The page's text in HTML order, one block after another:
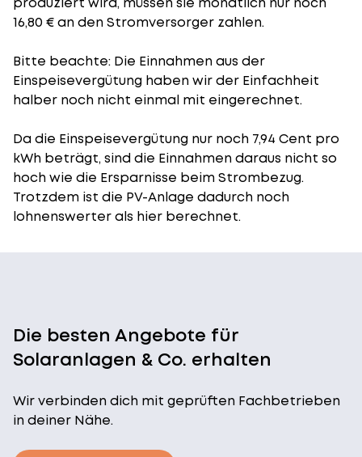
16,80 € an den Stromversorger zahlen.
Bitte beachte: Die Einnahmen aus der
Einspeisevergütung haben wir der Einfachheit
halber noch nicht einmal mit eingerechnet.
Da die Einspeisevergütung nur noch 7,94 Cent pro
kWh beträgt, sind die Einnahmen daraus nicht so
hoch wie die Ersparnisse beim Strombezug.
Trotzdem ist die PV-Anlage dadurch noch
lohnenswerter als hier berechnet.
Die besten Angebote für
Solaranlagen & Co. erhalten
Wir verbinden dich mit geprüften Fachbetrieben
in deiner Nähe.